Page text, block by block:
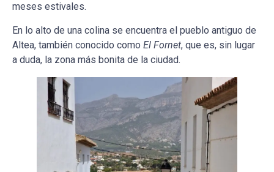
meses estivales.
En lo alto de una colina se encuentra el pueblo antiguo de
Altea, también conocido como El Fornet, que es, sin lugar
a duda, la zona más bonita de la ciudad.